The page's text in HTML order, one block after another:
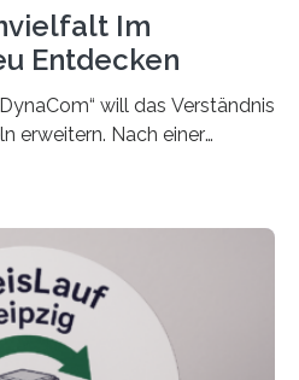
Im
Entdecken
will das Verständnis
erweitern. Nach einer
ist nun eine große
damit, wie ein
wie sich dieser Prozess
lässt. Grünes Licht für
Forschungsgemeinschaft
2019 gestartete